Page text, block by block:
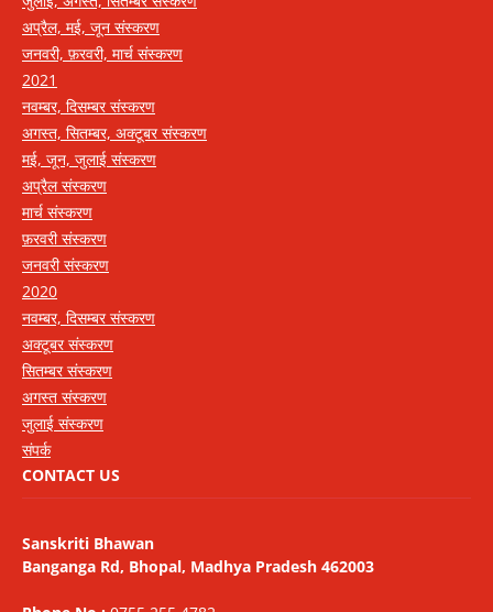
अप्रैल, मई, जून संस्करण
जनवरी, फ़रवरी, मार्च संस्करण
2021
नवम्बर, दिसम्बर संस्करण
अगस्त, सितम्बर, अक्टूबर संस्करण
मई, जून, जुलाई संस्करण
अप्रैल संस्करण
मार्च संस्करण
फ़रवरी संस्करण
जनवरी संस्करण
2020
नवम्बर, दिसम्बर संस्करण
अक्टूबर संस्करण
सितम्बर संस्करण
अगस्त संस्करण
जुलाई संस्करण
संपर्क
CONTACT US
Sanskriti Bhawan
Banganga Rd, Bhopal, Madhya Pradesh 462003